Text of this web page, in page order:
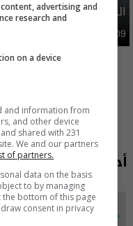
الدولار يواصل الارتفاع
09:50 | 2026-08-09
أحدث الحلقات
advertising and
research and
on a device
and information from
and other device
shared with 231
We and our partners
of partners.
data on the basis
to by managing
bottom of this page
consent in privacy